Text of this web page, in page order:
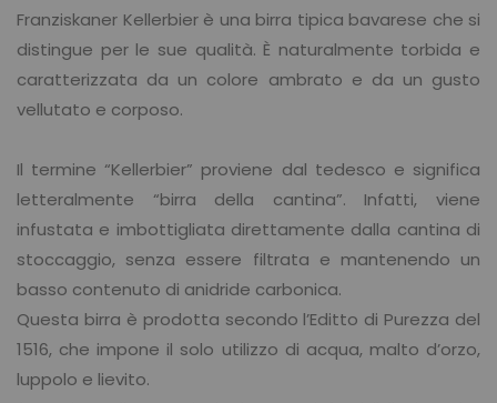
Franziskaner Kellerbier è una birra tipica bavarese che si
distingue per le sue qualità. È naturalmente torbida e
caratterizzata da un colore ambrato e da un gusto
vellutato e corposo.
Il termine “Kellerbier” proviene dal tedesco e significa
letteralmente “birra della cantina”. Infatti, viene
infustata e imbottigliata direttamente dalla cantina di
stoccaggio, senza essere filtrata e mantenendo un
basso contenuto di anidride carbonica.
Questa birra è prodotta secondo l’Editto di Purezza del
1516, che impone il solo utilizzo di acqua, malto d’orzo,
luppolo e lievito.